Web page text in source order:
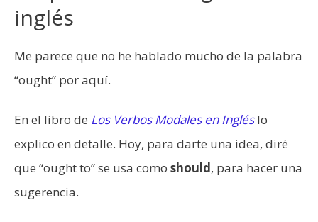
inglés
Me parece que no he hablado mucho de la palabra
“ought” por aquí.
En el libro de Los Verbos Modales en Ingléslo
explico en detalle. Hoy, para darte una idea, diré
que “ought to” se usa como should, para hacer una
sugerencia.